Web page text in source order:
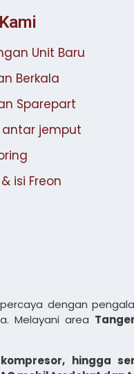
Unit Baru
Berkala
Sparepart
antar jemput
isi Freon
dengan
Melayani area
hingga